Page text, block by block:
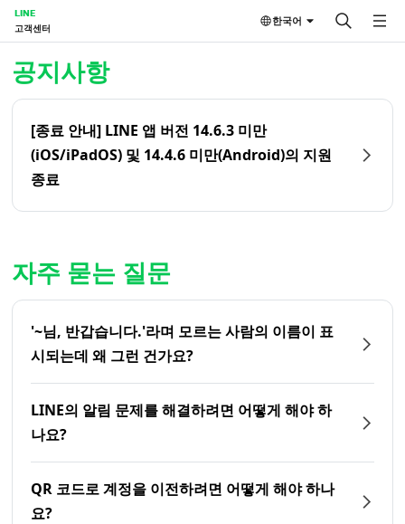
LINE
고객센터
한국어
공지사항
[종료 안내] LINE 앱 버전 14.6.3 미만
(iOS/iPadOS) 및 14.4.6 미만(Android)의 지원
종료
자주 묻는 질문
'~님, 반갑습니다.'라며 모르는 사람의 이름이 표
시되는데 왜 그런 건가요?
LINE의 알림 문제를 해결하려면 어떻게 해야 하
나요?
QR 코드로 계정을 이전하려면 어떻게 해야 하나
요?